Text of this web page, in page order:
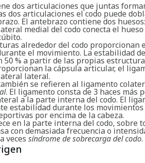
dos articulaciones que juntas
dos articulaciones el codo puede
El antebrazo contiene dos
medial del codo conecta el
alrededor del codo proporcionan
el movimiento. La estabilidad
50 % a partir de las propias
la cápsula articular, el
lateral.
se refieren al ligamento
. El ligamento consta de 3 haces más
a la parte interna del codo. El
estabilidad durante los
por encima de la cabeza.
en la parte interna del codo, sobre
con demasiada frecuencia o
veces síndrome de sobrecarga del codo.